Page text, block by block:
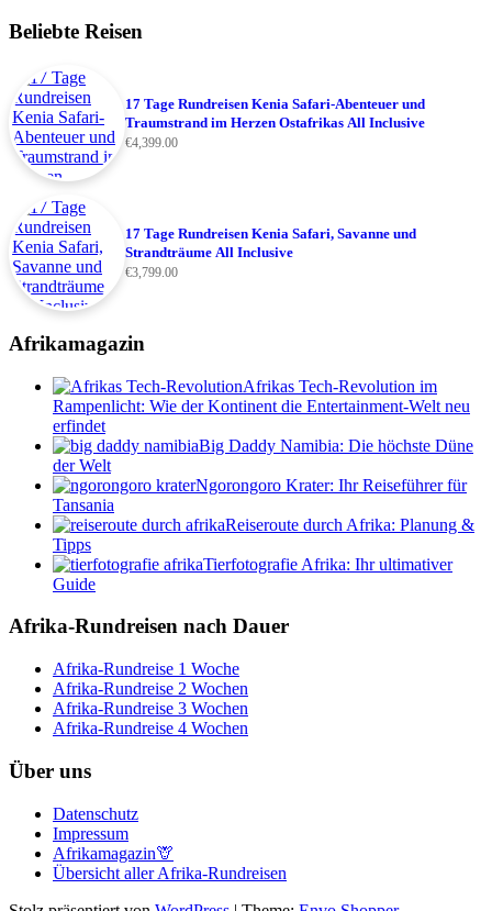
Beliebte Reisen
17 Tage Rundreisen Kenia Safari-Abenteuer und
Traumstrand im Herzen Ostafrikas All Inclusive
€4,399.00
17 Tage Rundreisen Kenia Safari, Savanne und
Strandträume All Inclusive
€3,799.00
Afrikamagazin
Afrikas Tech-Revolution im
Rampenlicht: Wie der Kontinent die Entertainment-Welt neu
erfindet
Big Daddy Namibia: Die höchste Düne
der Welt
Ngorongoro Krater: Ihr Reiseführer für
Tansania
Reiseroute durch Afrika: Planung &
Tipps
Tierfotografie Afrika: Ihr ultimativer
Guide
Afrika-Rundreisen nach Dauer
Afrika-Rundreise 1 Woche
Afrika-Rundreise 2 Wochen
Afrika-Rundreise 3 Wochen
Afrika-Rundreise 4 Wochen
Über uns
Datenschutz
Impressum
Afrikamagazin🦒
Übersicht aller Afrika-Rundreisen